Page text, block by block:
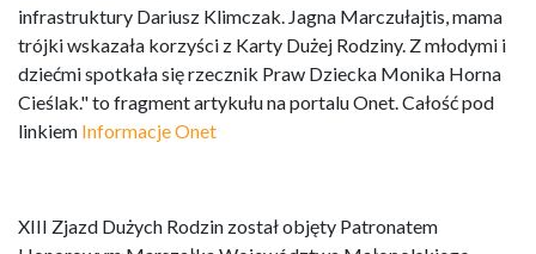
infrastruktury Dariusz Klimczak. Jagna Marczułajtis, mama
trójki wskazała korzyści z Karty Dużej Rodziny. Z młodymi i
dziećmi spotkała się rzecznik Praw Dziecka Monika Horna
Cieślak." to fragment artykułu na portalu Onet. Całość pod
linkiem Informacje Onet
XIII Zjazd Dużych Rodzin został objęty Patronatem